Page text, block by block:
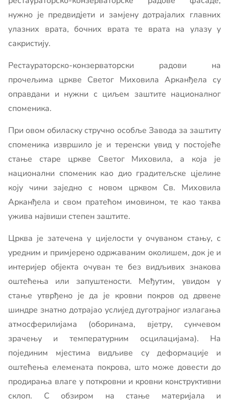
нужно је предвидјети и замјену дотрајалих главних
улазних врата, бочних врата те врата на улазу у
сакристију.
Рестаураторско-конзерваторски радови на
прочељима цркве Светог Миховила Арканђела су
оправдани и нужни с циљем заштите националног
споменика.
При овом обиласку стручно особље Завода за заштиту
споменика извршило је и теренски увид у постојеће
стање старе цркве Светог Миховила, а која је
национални споменик као дио градитељске цјелине
коју чини заједно с новом црквом Св. Миховила
Арканђела и свом пратећом имовином, те као таква
ужива највиши степен заштите.
Црква је затечена у цијелости у очуваном стању, с
уредним и примјерено одржаваним околишем, док је и
интеријер објекта очуван те без видљивих знакова
оштећења или запуштености. Међутим, увидом у
стање утврђено је да је кровни покров од дрвене
шиндре знатно дотрајао услијед дуготрајног излагања
атмосферилијама (оборинама, вјетру, сунчевом
зрачењу и температурним осцилацијама). На
појединим мјестима видљиве су деформације и
оштећења елемената покрова, што може довести до
продирања влаге у поткровни и кровни конструктивни
склоп. С обзиром на стање материјала и